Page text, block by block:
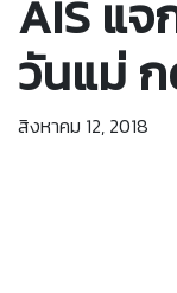
AIS แจ
วันแม่
สิงหาคม 12, 2018